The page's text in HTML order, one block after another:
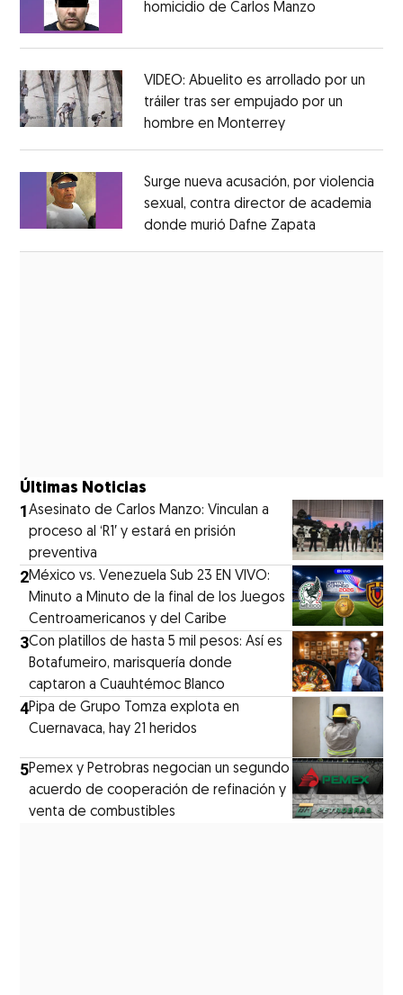
homicidio de Carlos Manzo
VIDEO: Abuelito es arrollado por un
tráiler tras ser empujado por un
hombre en MonterreyOpens in new
Surge nueva acusación, por violencia
sexual, contra director de academia
donde murió Dafne Zapata
Últimas Noticias
1Asesinato de Carlos Manzo: Vinculan a
proceso al ‘R1′ y estará en prisión
preventiva
2México vs. Venezuela Sub 23 EN VIVO:
Minuto a Minuto de la final de los Juegos
Centroamericanos y del Caribe
3Con platillos de hasta 5 mil pesos: Así es
Botafumeiro, marisquería donde
captaron a Cuauhtémoc Blanco
4Pipa de Grupo Tomza explota en
Cuernavaca, hay 21 heridos
5Pemex y Petrobras negocian un segundo
acuerdo de cooperación de refinación y
venta de combustibles